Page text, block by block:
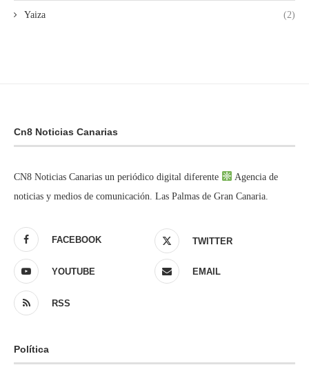
Yaiza (2)
Cn8 Noticias Canarias
CN8 Noticias Canarias un periódico digital diferente
Agencia de
noticias y medios de comunicación. Las Palmas de Gran Canaria.
FACEBOOK TWITTER
YOUTUBE EMAIL
RSS
Política